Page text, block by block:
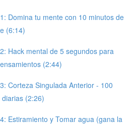
Domina tu mente con 10 minutos de
(6:14)
Hack mental de 5 segundos para
(2:44)
Corteza Singulada Anterior - 100
(2:26)
Estiramiento y Tomar agua (gana la